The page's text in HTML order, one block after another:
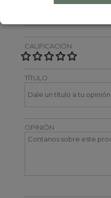
CALIFICACIÓN
TÍTULO
OPINIÓN